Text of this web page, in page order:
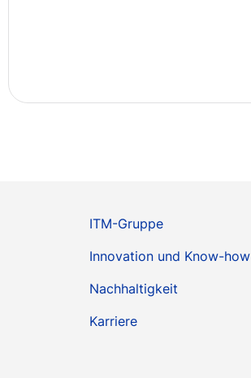
ITM-Gruppe
Innovation und Know-how
Nachhaltigkeit
Karriere